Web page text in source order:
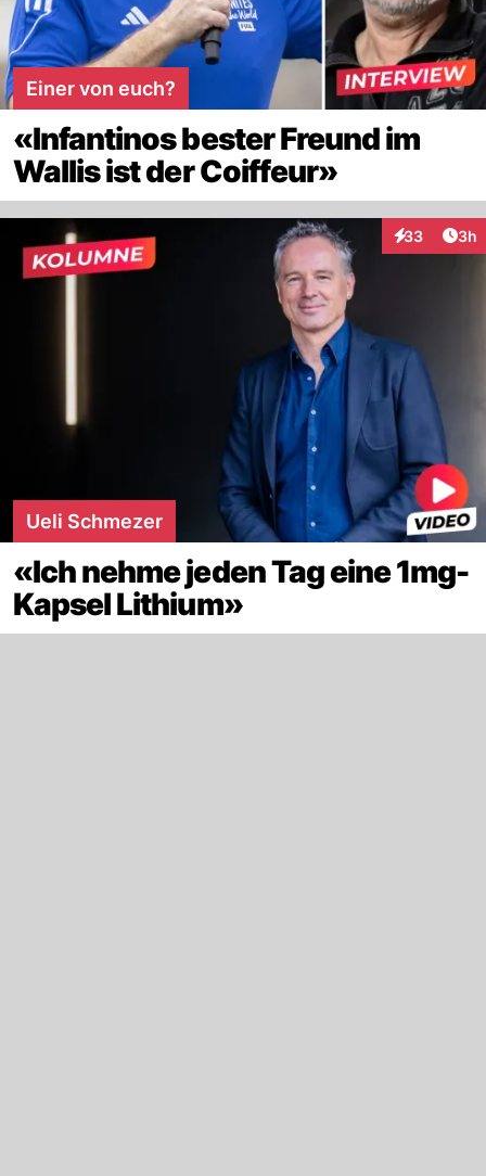
Einer von euch?
«Infantinos bester Freund im
Wallis ist der Coiffeur»
33
Interaktionen
3h
Ueli Schmezer
«Ich nehme jeden Tag eine 1mg-
Kapsel Lithium»